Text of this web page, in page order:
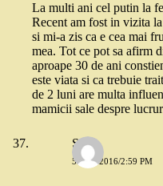
La multi ani cel putin la
Recent am fost in vizita
si mi-a zis ca e cea mai
mea. Tot ce pot sa afirm
aproape 30 de ani
este viata si ca trebuie
de 2 luni are multa
mamicii sale despre
Sim
5 MAI 2016/2:59 PM